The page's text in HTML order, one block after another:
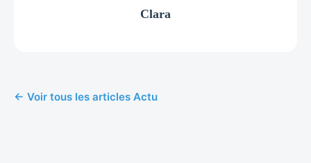
Clara
← Voir tous les articles Actu